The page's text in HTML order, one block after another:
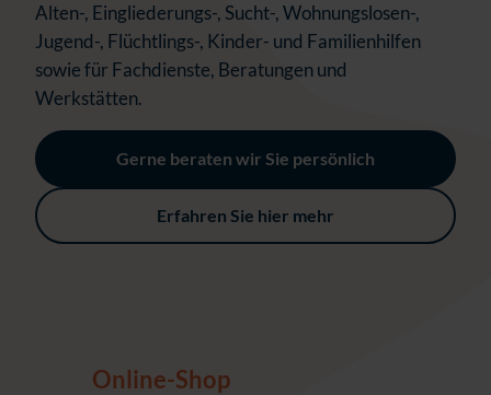
Alten-, Eingliederungs-, Sucht-, Wohnungslosen-,
Jugend-, Flüchtlings-, Kinder- und Familienhilfen
sowie für Fachdienste, Beratungen und
Werkstätten.
Gerne beraten wir Sie persönlich
Erfahren Sie hier mehr
Online-Shop